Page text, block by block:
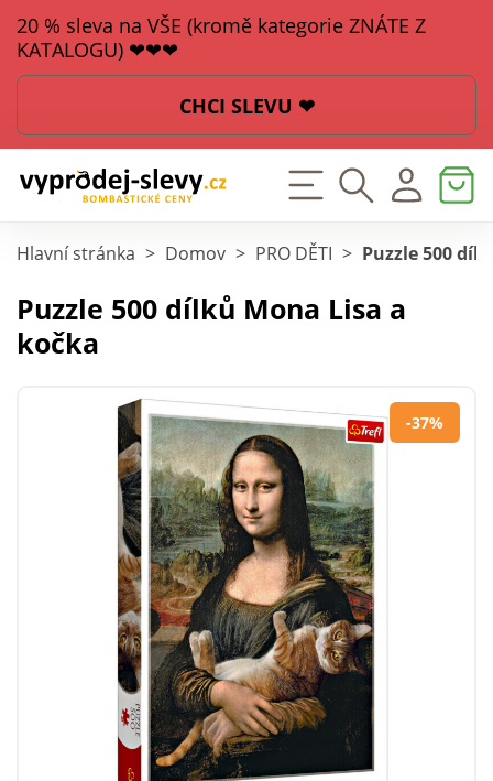
20 % sleva na VŠE (kromě kategorie ZNÁTE Z
KATALOGU) ❤❤❤
CHCI SLEVU ❤
Hlavní stránka > Domov > PRO DĚTI > Puzzle 500
Puzzle 500 dílků Mona Lisa a
kočka
-37%